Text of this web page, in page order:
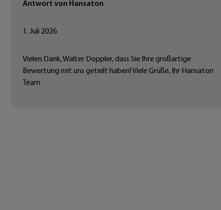
Antwort von Hansaton
1. Juli 2026
Vielen Dank, Walter Doppler, dass Sie Ihre großartige
Bewertung mit uns geteilt haben! Viele Grüße, Ihr Hansaton
Team